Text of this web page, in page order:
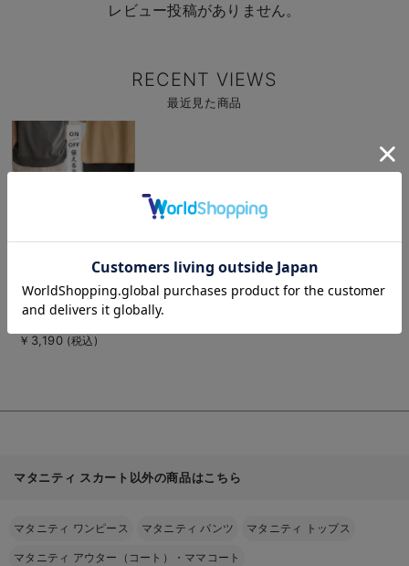
レビュー投稿がありません。
RECENT VIEWS
最近見た商品
商
詳
細
を
商
品
細
を
らくちん綿混ナロース
カート マタニティ・
産後【出産後も長く使
￥3,190 (税込)
マタニティ スカート以外の商品はこちら
マタニティ ワンピース マタニティ パンツ マタニティ トップス
マタニティ アウター（コート）・ママコート
お気に入り商品を確認する